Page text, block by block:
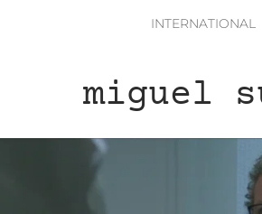
INTERNATIONAL
miguel